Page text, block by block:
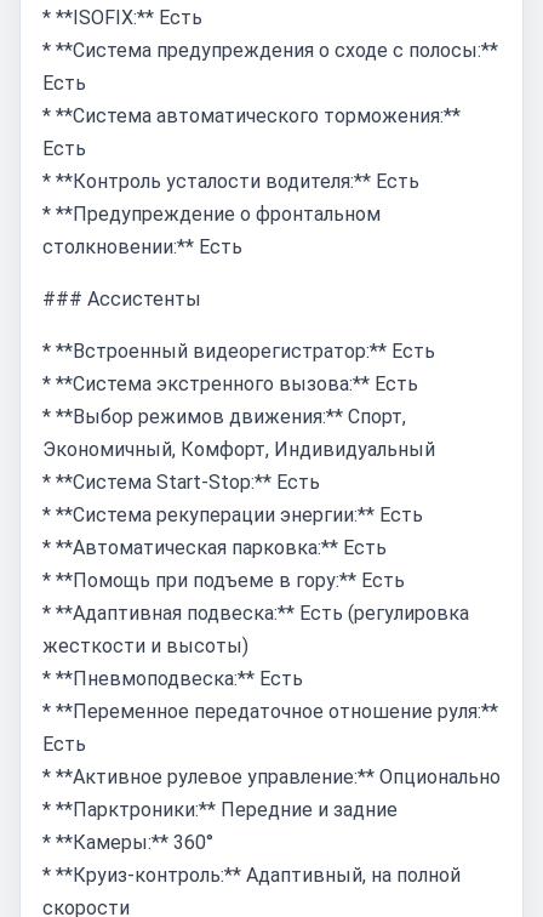
* **ISOFIX:** Есть
* **Система предупреждения о сходе с полосы:**
Есть
* **Система автоматического торможения:**
Есть
* **Контроль усталости водителя:** Есть
* **Предупреждение о фронтальном
столкновении:** Есть
### Ассистенты
* **Встроенный видеорегистратор:** Есть
* **Система экстренного вызова:** Есть
* **Выбор режимов движения:** Спорт,
Экономичный, Комфорт, Индивидуальный
* **Система Start-Stop:** Есть
* **Система рекуперации энергии:** Есть
* **Автоматическая парковка:** Есть
* **Помощь при подъеме в гору:** Есть
* **Адаптивная подвеска:** Есть (регулировка
жесткости и высоты)
* **Пневмоподвеска:** Есть
* **Переменное передаточное отношение руля:**
Есть
* **Активное рулевое управление:** Опционально
* **Парктроники:** Передние и задние
* **Камеры:** 360°
* **Круиз-контроль:** Адаптивный, на полной
скорости